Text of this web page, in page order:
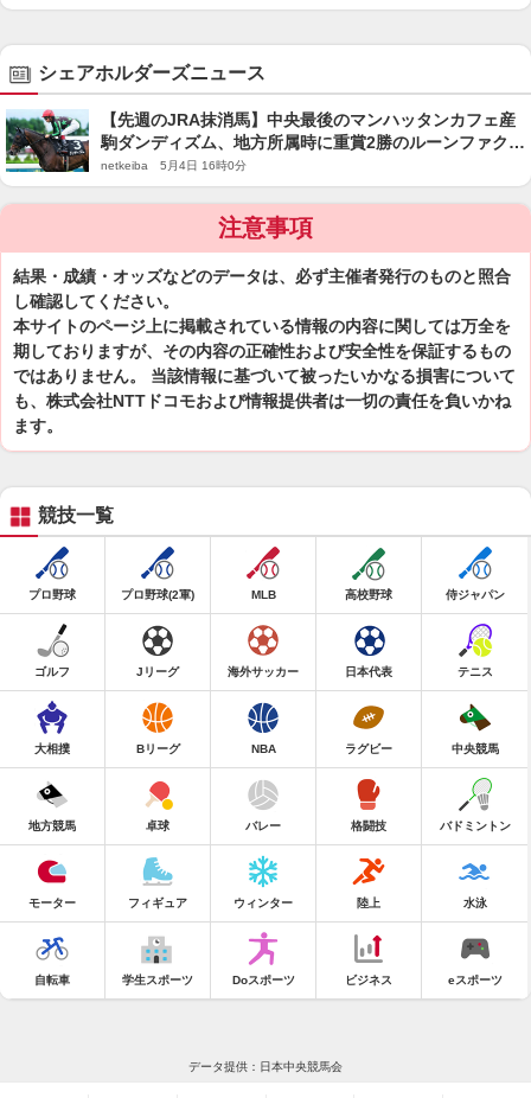
シェアホルダーズニュース
【先週のJRA抹消馬】中央最後のマンハッタンカフェ産
駒ダンディズム、地方所属時に重賞2勝のルーンファクタ
ーなど
netkeiba 5月4日 16時0分
注意事項
結果・成績・オッズなどのデータは、必ず主催者発行のものと照合
し確認してください。
本サイトのページ上に掲載されている情報の内容に関しては万全を
期しておりますが、その内容の正確性および安全性を保証するもの
ではありません。 当該情報に基づいて被ったいかなる損害について
も、株式会社NTTドコモおよび情報提供者は一切の責任を負いかね
ます。
競技一覧
プロ野球 プロ野球(2軍) MLB 高校野球 侍ジャパン
ゴルフ Jリーグ 海外サッカー 日本代表 テニス
大相撲 Bリーグ NBA ラグビー 中央競馬
地方競馬 卓球 バレー 格闘技 バドミントン
モーター フィギュア ウィンター 陸上 水泳
自転車 学生スポーツ Doスポーツ ビジネス eスポーツ
データ提供：日本中央競馬会